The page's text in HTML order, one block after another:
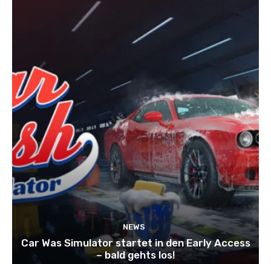
NEWS
Car Was Simulator startet in den Early Access
– bald gehts los!